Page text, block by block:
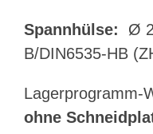
Spannhülse:
Ø
B/DIN6535-HB
Lagerprogramm-
ohne